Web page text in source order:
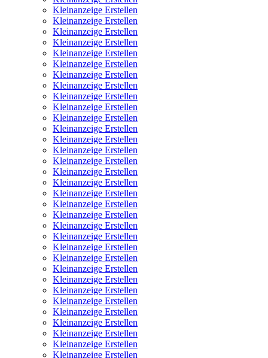
Kleinanzeige Erstellen
Kleinanzeige Erstellen
Kleinanzeige Erstellen
Kleinanzeige Erstellen
Kleinanzeige Erstellen
Kleinanzeige Erstellen
Kleinanzeige Erstellen
Kleinanzeige Erstellen
Kleinanzeige Erstellen
Kleinanzeige Erstellen
Kleinanzeige Erstellen
Kleinanzeige Erstellen
Kleinanzeige Erstellen
Kleinanzeige Erstellen
Kleinanzeige Erstellen
Kleinanzeige Erstellen
Kleinanzeige Erstellen
Kleinanzeige Erstellen
Kleinanzeige Erstellen
Kleinanzeige Erstellen
Kleinanzeige Erstellen
Kleinanzeige Erstellen
Kleinanzeige Erstellen
Kleinanzeige Erstellen
Kleinanzeige Erstellen
Kleinanzeige Erstellen
Kleinanzeige Erstellen
Kleinanzeige Erstellen
Kleinanzeige Erstellen
Kleinanzeige Erstellen
Kleinanzeige Erstellen
Kleinanzeige Erstellen
Kleinanzeige Erstellen